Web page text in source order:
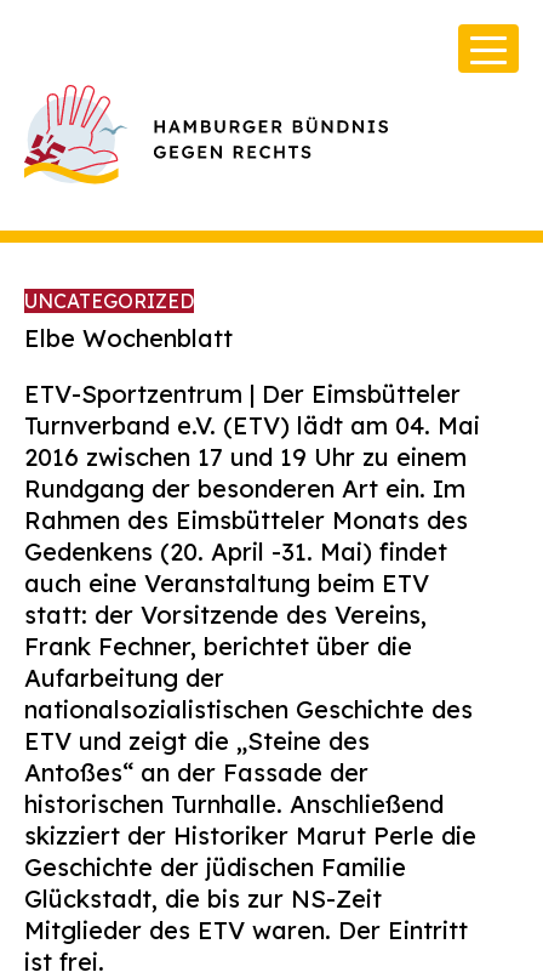
Über Uns
Infos & Broschüren
Archiv
Kontakt
Suchen
nach:
UNCATEGORIZED
Elbe Wochenblatt
ETV-Sportzentrum | Der Eimsbütteler
Turnverband e.V. (ETV) lädt am 04. Mai
2016 zwischen 17 und 19 Uhr zu einem
Rundgang der besonderen Art ein. Im
Rahmen des Eimsbütteler Monats des
Gedenkens (20. April -31. Mai) findet
auch eine Veranstaltung beim ETV
statt: der Vorsitzende des Vereins,
Frank Fechner, berichtet über die
Aufarbeitung der
nationalsozialistischen Geschichte des
ETV und zeigt die „Steine des
Antoßes“ an der Fassade der
historischen Turnhalle. Anschließend
skizziert der Historiker Marut Perle die
Geschichte der jüdischen Familie
Glückstadt, die bis zur NS-Zeit
Mitglieder des ETV waren. Der Eintritt
ist frei.